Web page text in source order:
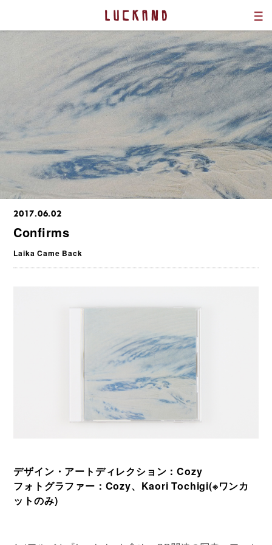
2017.06.02
Confirms
Laika Came Back
デザイン・アートディレクション：Cozy
フォトグラファー：Cozy、Kaori Tochigi(※ワンカ
ットのみ)